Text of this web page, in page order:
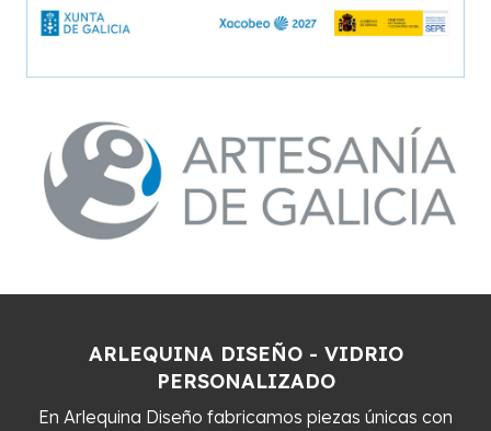
ARLEQUINA DISEÑO - VIDRIO
PERSONALIZADO
En Arlequina Diseño fabricamos piezas únicas con